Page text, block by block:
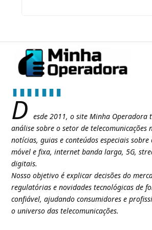
D esde 2011, o site Minha Operadora
análise sobre o setor de telecomunicações
notícias, guias e conteúdos especiais
móvel e fixa, internet banda larga, 5G,
digitais.
Nosso objetivo é explicar decisões do
regulatórias e novidades tecnológicas de
confiável, ajudando consumidores e
o universo das telecomunicações.